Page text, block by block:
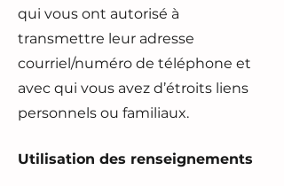
qui vous ont autorisé à
transmettre leur adresse
courriel/numéro de téléphone et
avec qui vous avez d’étroits liens
personnels ou familiaux.
Utilisation des renseignements